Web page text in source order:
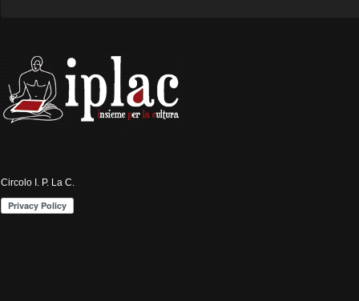
Circolo I. P. La C.